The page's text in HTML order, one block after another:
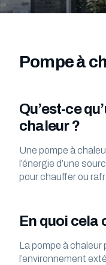
Pompe à
Qu’est-ce
chaleur ?
Une pompe à
l’énergie d’une
pour chauffer ou
En quoi cela
La pompe à chaleur
l’environnement